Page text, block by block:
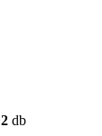
2 db